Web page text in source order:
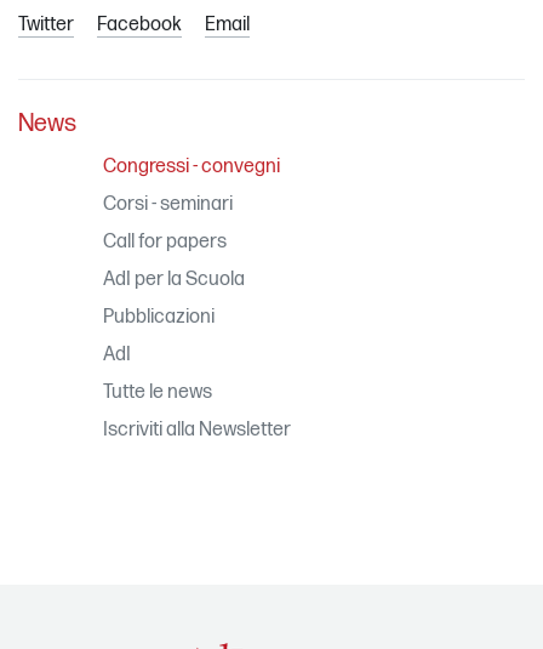
Twitter Facebook Email
News
Congressi - convegni
Corsi - seminari
Call for papers
AdI per la Scuola
Pubblicazioni
AdI
Tutte le news
Iscriviti alla Newsletter